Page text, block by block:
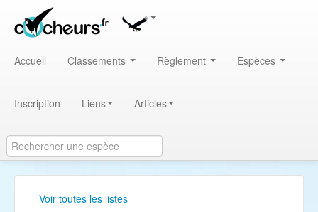
Accueil Classements Règlement Espèces
Inscription Liens Articles
Voir toutes les listes